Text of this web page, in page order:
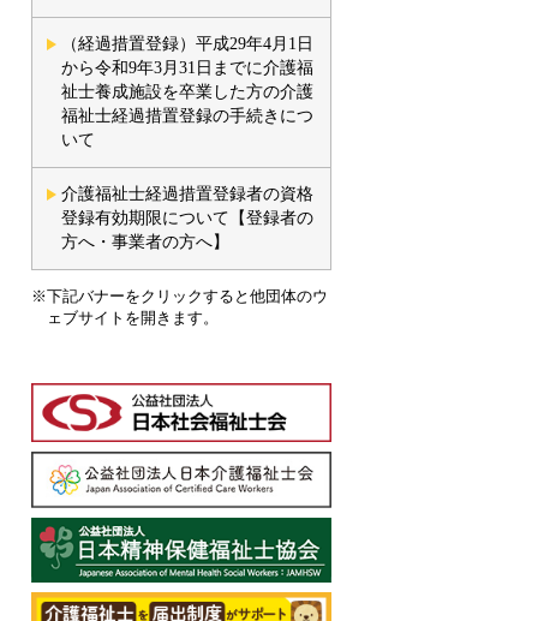
（経過措置登録）平成29年4月1日
から令和9年3月31日までに介護福
祉士養成施設を卒業した方の介護
福祉士経過措置登録の手続きにつ
いて
介護福祉士経過措置登録者の資格
登録有効期限について【登録者の
方へ・事業者の方へ】
※下記バナーをクリックすると他団体のウ
ェブサイトを開きます。